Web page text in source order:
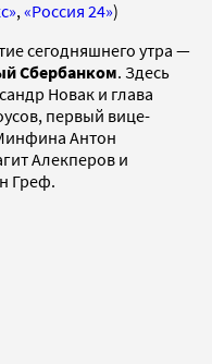
, «Россия 24»)
сегодняшнего утра —
Сбербанком. Здесь
Новак и глава
первый вице-
Антон
Алекперов и
Греф.